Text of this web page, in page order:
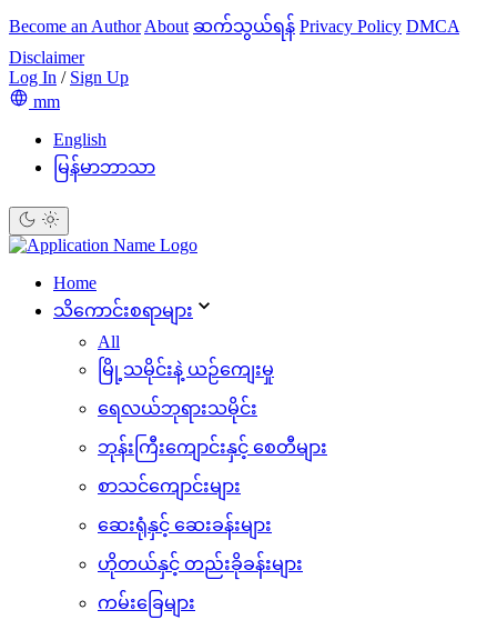
Become an Author About ဆက်သွယ်ရန် Privacy Policy DMCA
Disclaimer
Log In / Sign Up
mm
English
မြန်မာဘာသာ
Home
သိ‌ကောင်းစရာများ
All
မြို့သမိုင်းနဲ့ ယဉ်ကျေးမှု
ရေလယ်ဘုရားသမိုင်း
ဘုန်းကြီးကျောင်းနှင့် စေတီများ
စာသင်ကျောင်းများ
ဆေးရုံနှင့် ဆေးခန်းများ
ဟိုတယ်နှင့် တည်းခိုခန်းများ
ကမ်းခြေများ